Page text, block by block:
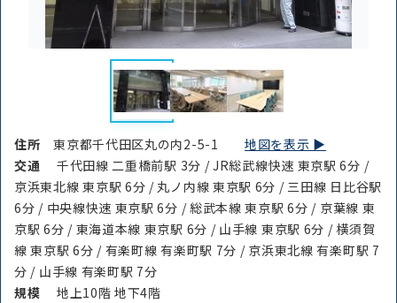
住所東京都千代田区丸の内2-5-1地図を表示 ▶︎
交通
千代田線 二重橋前駅 3分 / JR総武線快速 東京駅 6分 /
京浜東北線 東京駅 6分 / 丸ノ内線 東京駅 6分 / 三田線 日比谷駅
6分 / 中央線快速 東京駅 6分 / 総武本線 東京駅 6分 / 京葉線 東
京駅 6分 / 東海道本線 東京駅 6分 / 山手線 東京駅 6分 / 横須賀
線 東京駅 6分 / 有楽町線 有楽町駅 7分 / 京浜東北線 有楽町駅 7
分 / 山手線 有楽町駅 7分
規模
地上10階 地下4階